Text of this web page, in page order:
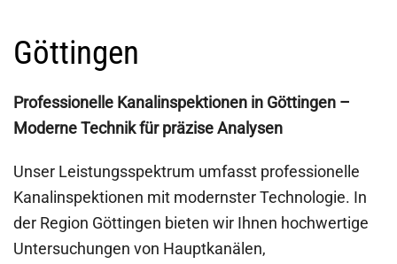
Göttingen
Professionelle Kanalinspektionen in Göttingen –
Moderne Technik für präzise Analysen
Unser Leistungsspektrum umfasst professionelle
Kanalinspektionen mit modernster Technologie. In
der Region Göttingen bieten wir Ihnen hochwertige
Untersuchungen von Hauptkanälen,